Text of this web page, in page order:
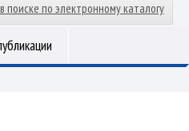
поиске по электронному каталогу